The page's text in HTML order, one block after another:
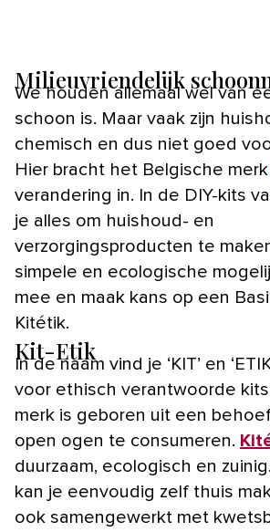
Milieuvriendelijk
We houden allemaal wel van een huis dat
schoon is. Maar vaak zijn
chemisch en dus niet goed
Hier bracht het Belgische merk
verandering in. In de DIY-kits
je alles om huishoud- en
verzorgingsproducten te
simpele en ecologische
mee en maak kans op een
Kitétik.
Kit-Etik
In de naam vind je ‘KIT’ en
voor ethisch verantwoorde
merk is geboren uit een
open ogen te consumeren.
duurzaam, ecologisch en
kan je eenvoudig zelf thuis
ook samengewerkt met